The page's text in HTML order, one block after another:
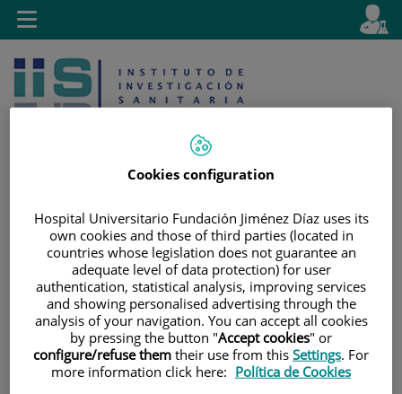
Saltar al contenido
contenido
Selector
activo
es
Buscar
Toggle
navigation
Cookies configuration
Hospital Universitario Fundación Jiménez Díaz uses its
own cookies and those of third parties (located in
countries whose legislation does not guarantee an
adequate level of data protection) for user
authentication, statistical analysis, improving services
and showing personalised advertising through the
analysis of your navigation. You can accept all cookies
by pressing the button "Accept cookies" or
configure/refuse them their use from this Settings. For
more information click here: Política de Cookies